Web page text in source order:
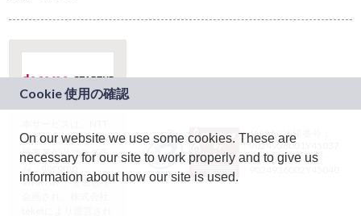
ドコモグループの新
規事業創出プログラ
ム「docomo
STARTUP」を通じて
JASRAC許諾番号：
9024936001Y45037
JASRAC許諾番号：
On our website we use some cookies. These are
necessary for our site to work properly and to give us
information about how our site is used.